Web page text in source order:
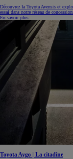
Découvrez la Toyota Avensis et
essai dans notre réseau de
En savoir plus
Toyota Aygo | La citadine